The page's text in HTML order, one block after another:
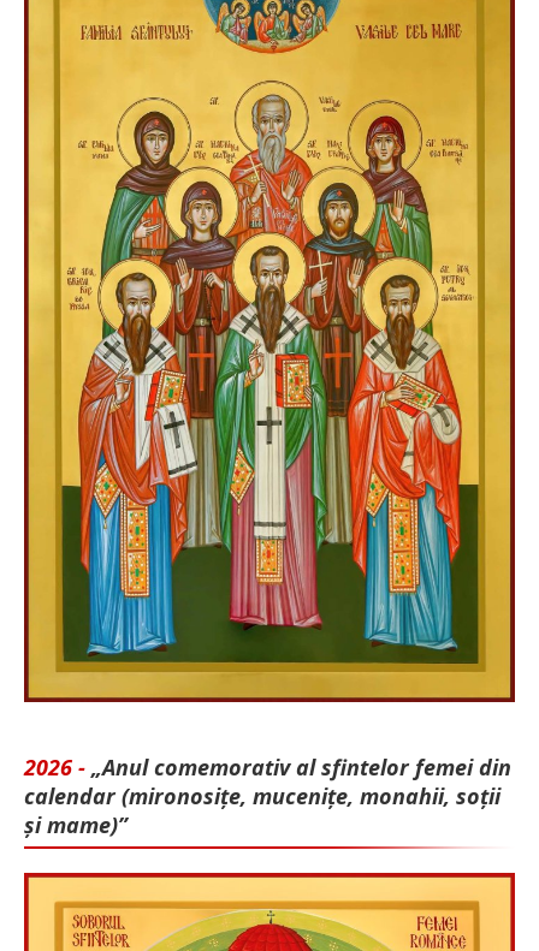
2026 - „Anul comemorativ al sfintelor femei din
calendar (mironosițe, mu­cenițe, monahii, soții
și mame)”